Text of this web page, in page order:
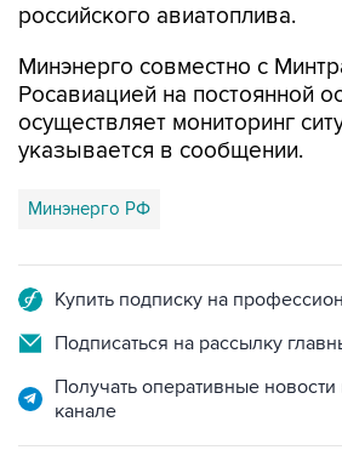
Минэнерго совместно с
осуществляет мониторинг
указывается в сообщении.
Минэнерго РФ
Подписаться на рассылку
Получать оперативные